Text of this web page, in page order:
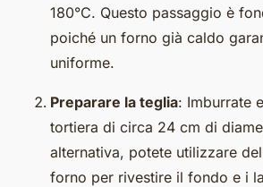
180°C. Questo passaggio è
poiché un forno già caldo
uniforme.
Preparare la teglia: Imburrate
tortiera di circa 24 cm di
alternativa, potete utilizzare
forno per rivestire il fondo e i